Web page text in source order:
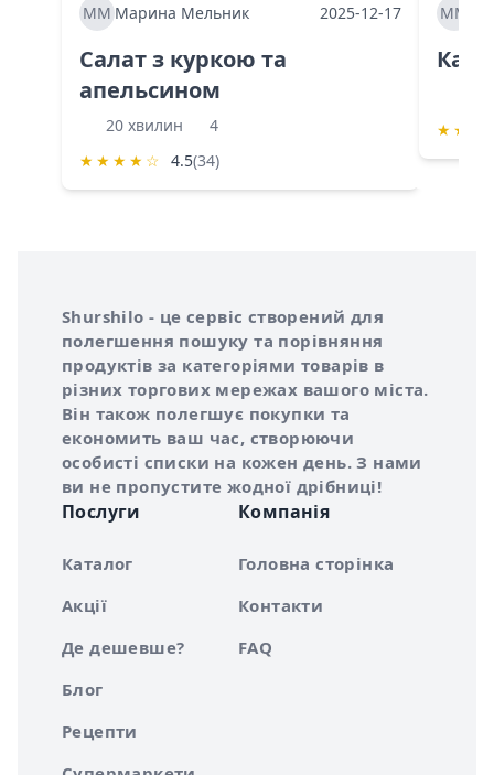
ММ Марина Мельник 2025-12-17
Салат з куркою та
апельсином
20 хвилин
4
★ ★ ★ ★ ☆ 4.5(34)
ММ
★ ★
Про сервіс Shurshilo
Shurshilo - це сервіс створений для
полегшення пошуку та порівняння
продуктів за категоріями товарів в
різних торгових мережах вашого міста.
Він також полегшує покупки та
економить ваш час, створюючи
особисті списки на кожен день. З нами
ви не пропустите жодної дрібниці!
Послуги
Каталог
Акції
Де дешевше?
Блог
Рецепти
Компанія
Головна сторінка
Контакти
FAQ